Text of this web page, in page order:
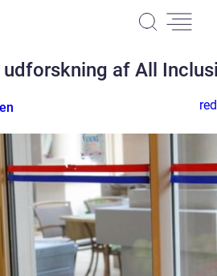
udforskning af All